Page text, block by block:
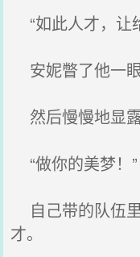
“如此人才，让
安妮瞥了他一眼
然后慢慢地显
“做你的美梦！”
自己带的队伍
才。